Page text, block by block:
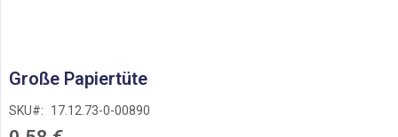
Anfang
Bildgalerie
Große Papiertüte
SKU 17.12.73-0-00890